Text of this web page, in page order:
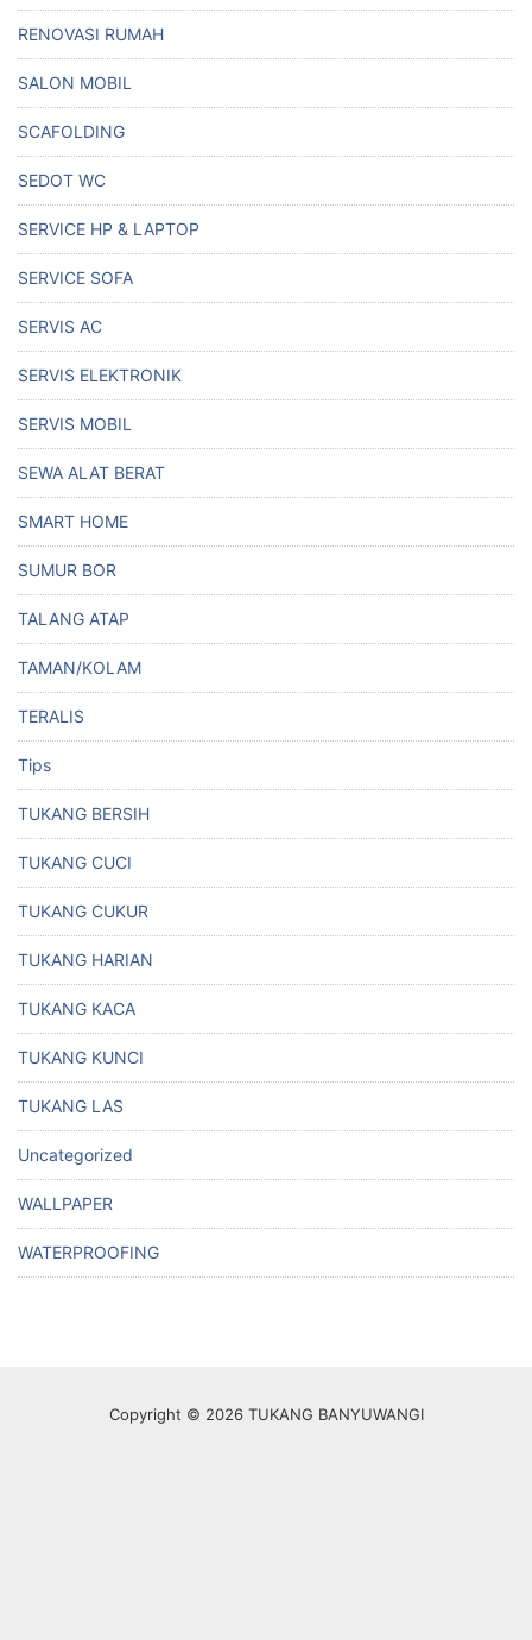
RENOVASI RUMAH
SALON MOBIL
SCAFOLDING
SEDOT WC
SERVICE HP & LAPTOP
SERVICE SOFA
SERVIS AC
SERVIS ELEKTRONIK
SERVIS MOBIL
SEWA ALAT BERAT
SMART HOME
SUMUR BOR
TALANG ATAP
TAMAN/KOLAM
TERALIS
Tips
TUKANG BERSIH
TUKANG CUCI
TUKANG CUKUR
TUKANG HARIAN
TUKANG KACA
TUKANG KUNCI
TUKANG LAS
Uncategorized
WALLPAPER
WATERPROOFING
Copyright © 2026 TUKANG BANYUWANGI